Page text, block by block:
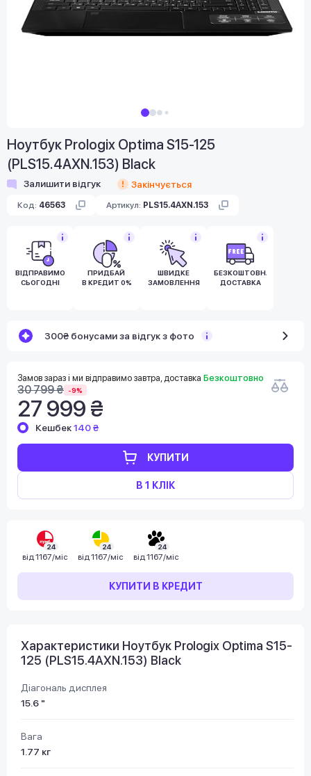
Ноутбук Prologix Optima S15-125
(PLS15.4AXN.153) Black
Залишити відгук Закінчується
Код: 46563 Артикул: PLS15.4AXN.153
ВІДПРАВИМО
СЬОГОДНІ
ПРИДБАЙ
В КРЕДИТ 0%
ШВИДКЕ
ЗАМОВЛЕННЯ
БЕЗКОШТОВНА
ДОСТАВКА
300₴ бонусами за відгук з фото
Замов зараз і ми відправимо завтра, доставка Безкоштовно
30 799 ₴ -9%
27 999 ₴
КУПИТИ
В 1 КЛІК
Кешбек140 ₴
24
від1167/міс
24
від1167/міс
24
від1167/міс
КУПИТИ В КРЕДИТ
Характеристики Ноутбук Prologix Optima S15-
125 (PLS15.4AXN.153) Black
Діагональ дисплея
15.6 "
Вага
1.77 кг